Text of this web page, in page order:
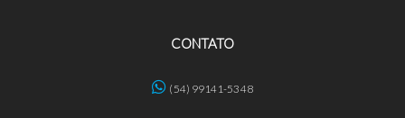
CONTATO
(54) 99141-5348